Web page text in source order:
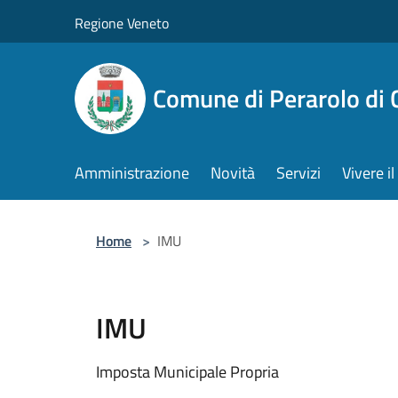
Regione Veneto
Comune di Perarolo di
Amministrazione Novità Servizi Vivere
Home > IMU
IMU
Imposta Municipale Propria